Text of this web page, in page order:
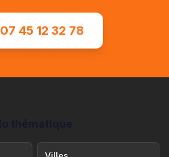
07 45 12 32 78